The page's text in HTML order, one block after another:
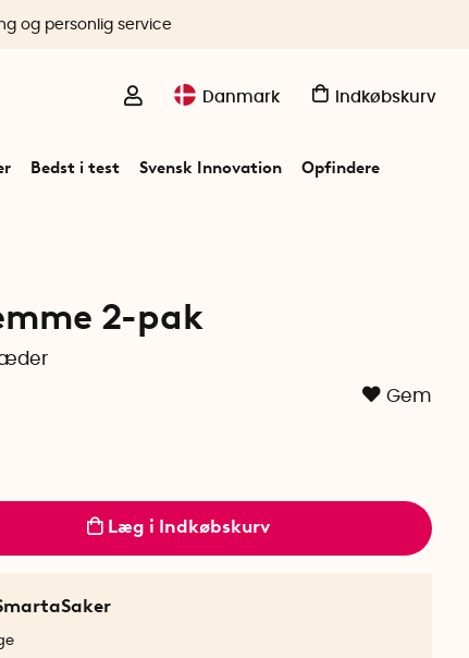
Danmark Indkøbskurv
Bedst i test Svensk Innovation Opfindere
og personlig service
2-pak
Gem
Læg i Indkøbskurv